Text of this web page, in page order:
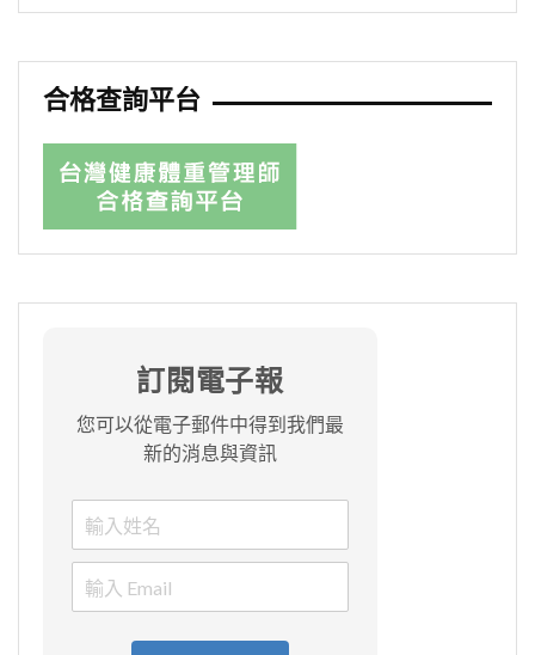
合格查詢平台
訂閱電子報
您可以從電子郵件中得到我們最
新的消息與資訊